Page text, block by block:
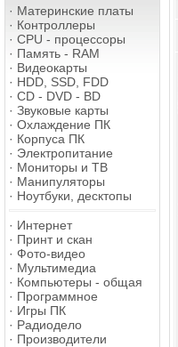
· Материнские платы
· Контроллеры
· CPU - процессоры
· Память - RAM
· Видеокарты
· HDD, SSD, FDD
· CD - DVD - BD
· Звуковые карты
· Охлаждение ПК
· Корпуса ПК
· Электропитание
· Мониторы и ТВ
· Манипуляторы
· Ноутбуки, десктопы
· Интернет
· Принт и скан
· Фото-видео
· Мультимедиа
· Компьютеры - общая
· Программное
· Игры ПК
· Радиодело
· Производители